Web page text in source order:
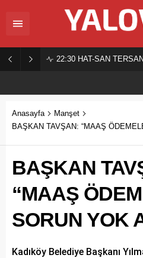
22:30 HAT-SAN
Anasayfa
Manşet
BAŞKAN TAVŞAN: “MAAŞ
BAŞKAN
“MAAŞ
SORUN YOK
Kadıköy Belediye Başkanı